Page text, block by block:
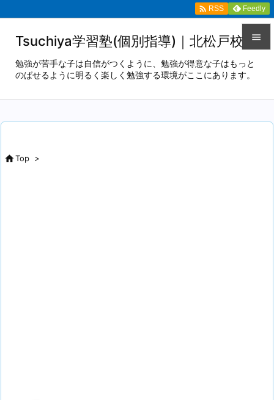


メニュ

 RSS Feedly
Tsuchiya学習塾(個別指導)｜北松戸校
勉強が苦手な子は自信がつくように、勉強が得意な子はもっと
のばせるように明るく楽しく勉強する環境がここにあります。
Top >